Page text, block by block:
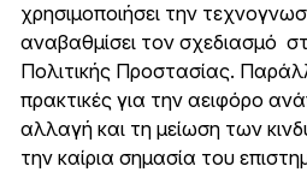
χρησιμοποιήσει την
αναβαθμίσει τον σχεδιασμό
Πολιτικής Προστασίας.
πρακτικές για την αειφόρο
αλλαγή και τη μείωση των
την καίρια σημασία του